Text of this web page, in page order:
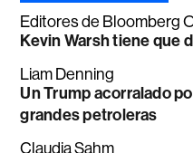
Editores de Bloomberg
Kevin Warsh tiene que
Liam Denning
Un Trump acorralado
grandes petroleras
Claudia Sahm